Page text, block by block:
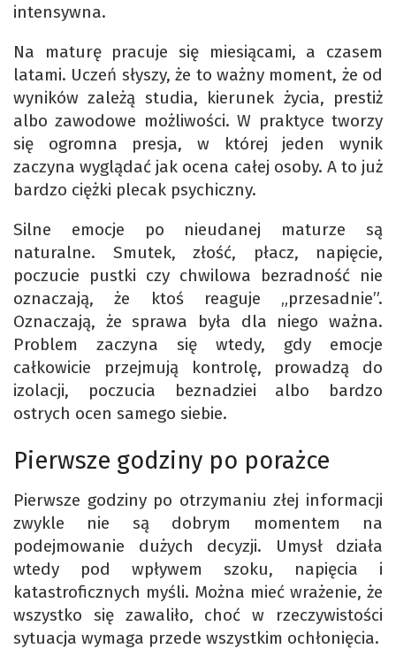
intensywna.
Na maturę pracuje się miesiącami, a czasem
latami. Uczeń słyszy, że to ważny moment, że od
wyników zależą studia, kierunek życia, prestiż
albo zawodowe możliwości. W praktyce tworzy
się ogromna presja, w której jeden wynik
zaczyna wyglądać jak ocena całej osoby. A to już
bardzo ciężki plecak psychiczny.
Silne emocje po nieudanej maturze są
naturalne. Smutek, złość, płacz, napięcie,
poczucie pustki czy chwilowa bezradność nie
oznaczają, że ktoś reaguje „przesadnie”.
Oznaczają, że sprawa była dla niego ważna.
Problem zaczyna się wtedy, gdy emocje
całkowicie przejmują kontrolę, prowadzą do
izolacji, poczucia beznadziei albo bardzo
ostrych ocen samego siebie.
Pierwsze godziny po porażce
Pierwsze godziny po otrzymaniu złej informacji
zwykle nie są dobrym momentem na
podejmowanie dużych decyzji. Umysł działa
wtedy pod wpływem szoku, napięcia i
katastroficznych myśli. Można mieć wrażenie, że
wszystko się zawaliło, choć w rzeczywistości
sytuacja wymaga przede wszystkim ochłonięcia.